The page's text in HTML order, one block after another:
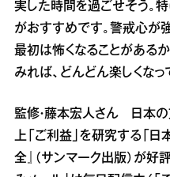
実した時間を過ごせそう。
がおすすめです。警戒心が
最初は怖くなることがある
みれば、どんどん楽しくなっ
監修・藤本宏人さん 日本の
上「ご利益」を研究する「
全』（サンマーク出版）が好